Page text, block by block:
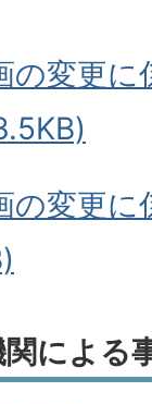
の変更に
の変更
による